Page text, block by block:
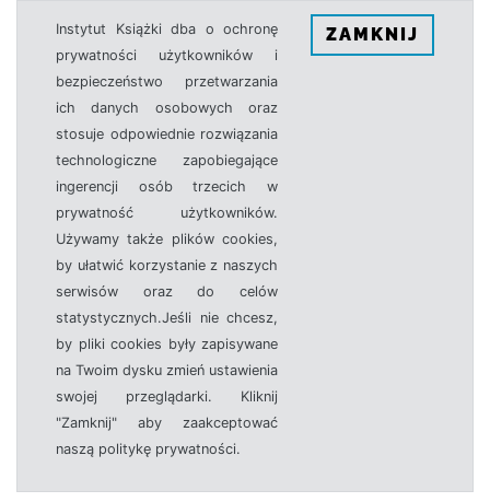
Instytut Książki dba o ochronę
prywatności użytkowników i
bezpieczeństwo przetwarzania
ich danych osobowych oraz
stosuje odpowiednie rozwiązania
technologiczne zapobiegające
ingerencji osób trzecich w
prywatność użytkowników.
Używamy także plików cookies,
by ułatwić korzystanie z naszych
serwisów oraz do celów
statystycznych.Jeśli nie chcesz,
by pliki cookies były zapisywane
na Twoim dysku zmień ustawienia
swojej przeglądarki. Kliknij
"Zamknij" aby zaakceptować
naszą politykę prywatności.
ZAMKNIJ